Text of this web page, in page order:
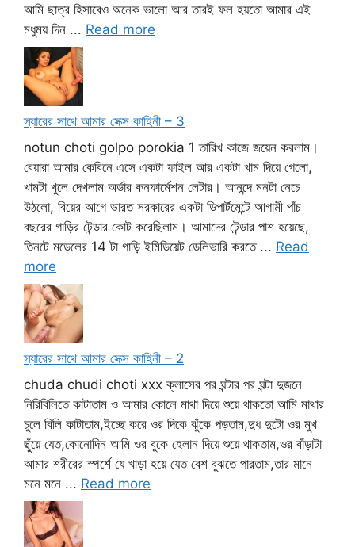
আমি ছাত্র হিসাবেও অনেক ভালো আর তারই ফল হয়তো আমার এই
মধুময় দিন ... Read more
স্যারের সাথে আমার সেক্স কাহিনী – 3
notun choti golpo porokia 1 তারিখ কাজে জয়েন করলাম।
বেয়ারা আমার কেবিনে এসে একটা ফাইল আর একটা খাম দিয়ে গেলো,
খামটা খুলে দেখলাম অর্ডার কনফার্মেশন লেটার। আনন্দে মনটা নেচে
উঠলো, বিয়ের আগে ভারত সরকারের একটা ডিপার্টমেন্টে আগামী পাঁচ
বছরের গাড়ির টেন্ডার কোট করেছিলাম। আমাদের টেন্ডার পাশ হয়েছে,
তিনটে মডেলের 14 টা গাড়ি ইমিডিয়েট ডেলিভারি করতে ... Read
more
স্যারের সাথে আমার সেক্স কাহিনী – 2
chuda chudi choti xxx ক্লাসের পর ঘন্টার পর ঘন্টা দুজনে
নিরিবিলিতে কাটাতাম ও আমার কোলে মাথা দিয়ে শুয়ে থাকতো আমি মাথার
চুলে বিলি কাটাতাম,ইচ্ছে করে ওর দিকে ঝুঁকে পড়তাম,দুধ দুটো ওর মুখ
ছুঁয়ে যেত,কোনোদিন আমি ওর বুকে হেলান দিয়ে শুয়ে থাকতাম,ওর বাঁড়াটা
আমার শরীরের স্পর্শে যে খাড়া হয়ে যেত বেশ বুঝতে পারতাম,তার মানে
মনে মনে ... Read more